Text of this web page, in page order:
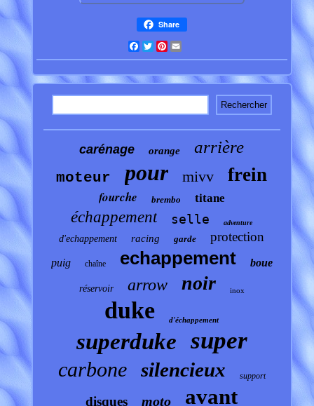
Share
Facebook
TwitterPinterest
carénage orange arrière
moteur pour mivv frein
fourche brembo titane
échappement selle adventure
d'echappement racing garde protection
puig chaîne echappement boue
réservoir arrow noir inox
duke d'échappement
superduke super
carbone silencieux support
disques moto avant